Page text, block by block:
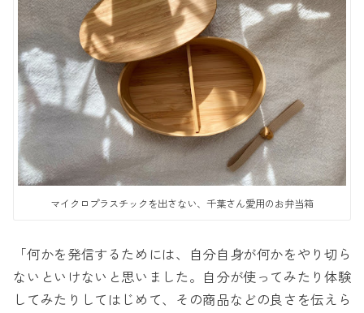
マイクロプラスチックを出さない、千葉さん愛用のお弁当箱
「何かを発信するためには、自分自身が何かをやり切ら
ないといけないと思いました。自分が使ってみたり体験
してみたりしてはじめて、その商品などの良さを伝えら